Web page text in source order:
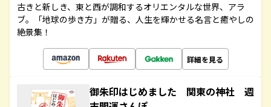
古きと新しき、東と西が調和するオリエンタルな世界、アラ
ブ。「地球の歩き方」が贈る、人生を輝かせる名言と癒やしの
絶景集！
詳細を見る
御朱印はじめました 関東の神社 週